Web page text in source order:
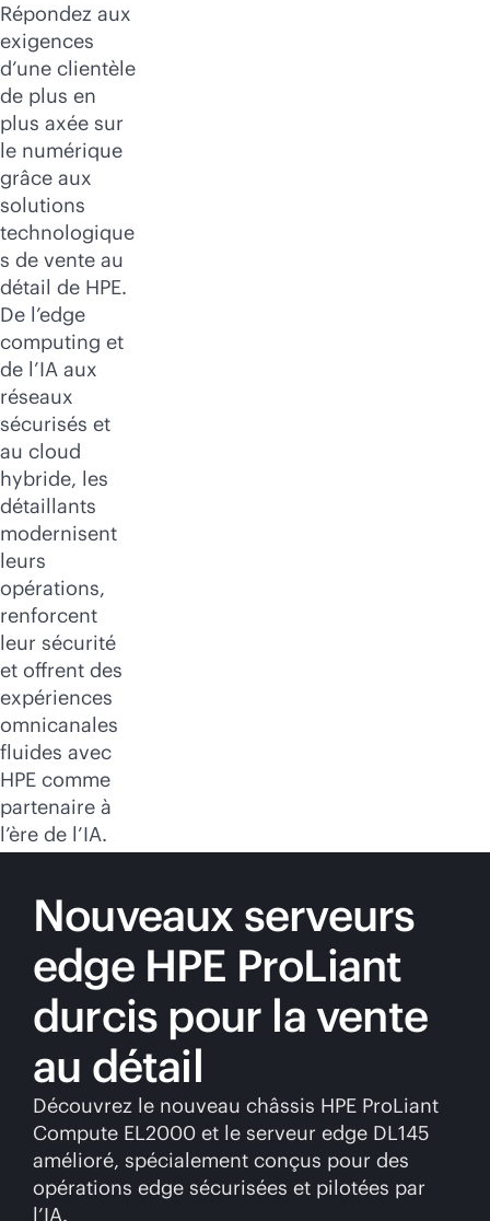
Répondez aux
exigences
d’une clientèle
de plus en
plus axée sur
le numérique
grâce aux
solutions
technologique
s de vente au
détail de HPE.
De l’edge
computing et
de l’IA aux
réseaux
sécurisés et
au cloud
hybride, les
détaillants
modernisent
leurs
opérations,
renforcent
leur sécurité
et offrent des
expériences
omnicanales
fluides avec
HPE comme
partenaire à
l’ère de l’IA.
Nouveaux serveurs
edge HPE ProLiant
durcis pour la vente
au détail
Découvrez le nouveau châssis HPE ProLiant
Compute EL2000 et le serveur edge DL145
amélioré, spécialement conçus pour des
opérations edge sécurisées et pilotées par
l’IA.